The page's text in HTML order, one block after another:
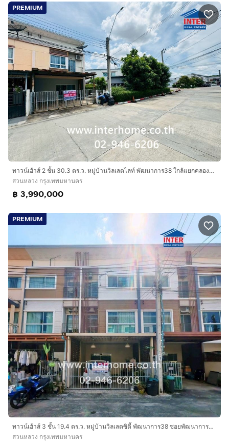
PREMIUM
ทาวน์เฮ้าส์ 2 ชั้น 30.3 ตร.ว. หมู่บ้านวิลเลตไลท์ พัฒนาการ38 ใกล้แยกคลองตัน ซอยพัฒนาการ38 ถนนพัฒนาการ ถนนอ่อนนุช เขตสวนหลวง กรุงเทพมหานคร
สวนหลวง กรุงเทพมหานคร
฿ 3,990,000
PREMIUM
ทาวน์เฮ้าส์ 3 ชั้น 19.4 ตร.ว. หมู่บ้านวิลเลตซิตี้ พัฒนาการ38 ซอยพัฒนาการ38 ถนนพัฒนาการ เขตสวนหลวง กรุงเทพมหานคร
สวนหลวง กรุงเทพมหานคร